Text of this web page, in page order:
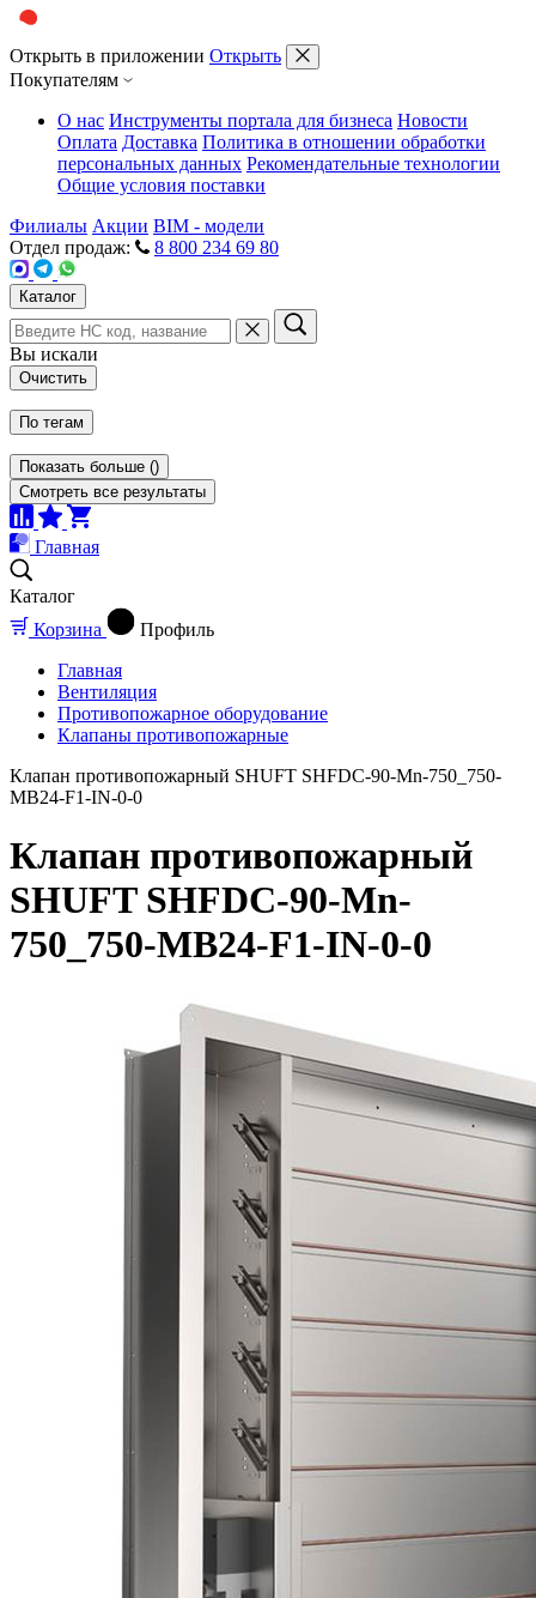
Открыть в приложении Открыть
Покупателям
О нас Инструменты портала для бизнеса Новости
Оплата Доставка Политика в отношении обработки
персональных данных Рекомендательные технологии
Общие условия поставки
Филиалы Акции BIM - модели
Отдел продаж:
8 800 234 69 80
Каталог
Вы искали
Очистить
По тегам
Показать больше ()
Смотреть все результаты
Главная
Каталог
Корзина
Профиль
Главная
Вентиляция
Противопожарное оборудование
Клапаны противопожарные
Клапан противопожарный SHUFT SHFDC-90-Mn-750_750-
MB24-F1-IN-0-0
Клапан противопожарный
SHUFT SHFDC-90-Mn-
750_750-MB24-F1-IN-0-0